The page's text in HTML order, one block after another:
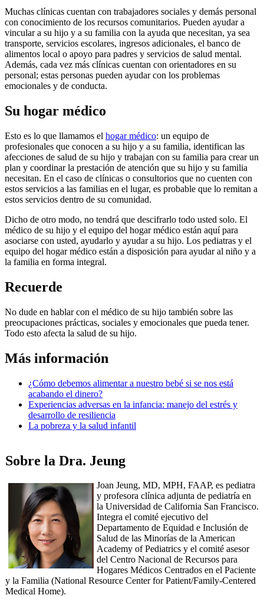
Muchas clínicas cuentan con trabajadores sociales y demás personal
con conocimiento de los recursos comunitarios. Pueden ayudar a
vincular a su hijo y a su familia con la ayuda que necesitan, ya sea
transporte, servicios escolares, ingresos adicionales, el banco de
alimentos local o apoyo para padres y servicios de salud mental.
Además, cada vez más clínicas cuentan con orientadores en su
personal; estas personas pueden ayudar con los problemas
emocionales y de conducta.
Su hogar médico
Esto es lo que llamamos el hogar médico: un equipo de
profesionales que conocen a su hijo y a su familia, identifican las
afecciones de salud de su hijo y trabajan con su familia para crear un
plan y coordinar la prestación de atención que su hijo y su familia
necesitan. En el caso de clínicas o consultorios que no cuenten con
estos servicios a las familias en el lugar, es probable que lo remitan a
estos servicios dentro de su comunidad.
Dicho de otro modo, no tendrá que descifrarlo todo usted solo. El
médico de su hijo y el equipo del hogar médico están aquí para
asociarse con usted, ayudarlo y ayudar a su hijo. Los pediatras y el
equipo del hogar médico están a disposición para ayudar al niño y a
la familia en forma integral.
Recuerde
No dude en hablar con el médico de su hijo también sobre las
preocupaciones prácticas, sociales y emocionales que pueda tener.
Todo esto afecta la salud de su hijo.
Más información
¿Cómo debemos alimentar a nuestro bebé si se nos está
acabando el dinero?
Experiencias adversas en la infancia: manejo del estrés y
desarrollo de resiliencia
La pobreza y la salud infantil
Sobre la Dra. Jeung
Joan Jeung, MD, MPH, FAAP, es pediatra
y profesora clínica adjunta de pediatría en
la Universidad de California San Francisco.
Integra el comité ejecutivo del
Departamento de Equidad e Inclusión de
Salud de las Minorías de la American
Academy of Pediatrics y el comité asesor
del Centro Nacional de Recursos para
Hogares Médicos Centrados en el Paciente
y la Familia (National Resource Center for Patient/Family-Centered
Medical Home).